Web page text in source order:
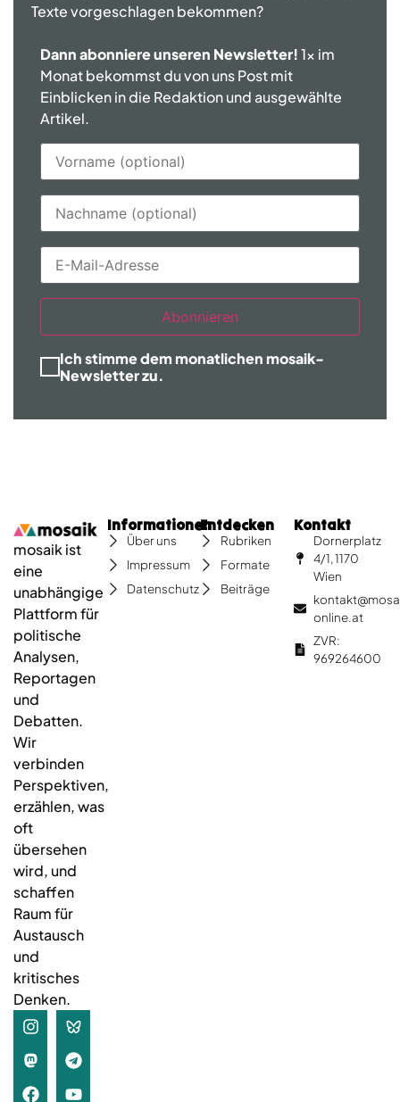
Texte vorgeschlagen bekommen?
Dann abonniere unseren Newsletter!1x im
Monat bekommst du von uns Post mit
Einblicken in die Redaktion und ausgewählte
Artikel.
Abonnieren
Ich stimme dem monatlichen mosaik-
Newsletter zu.
mosaik ist
eine
unabhängige
Plattform für
politische
Analysen,
Reportagen
und
Debatten.
Wir
verbinden
Perspektiven,
erzählen, was
oft
übersehen
wird, und
schaffen
Raum für
Austausch
und
kritisches
Denken.
Informationen
Über uns
Impressum
Datenschutz
Entdecken
Rubriken
Formate
Beiträge
Kontakt
Dornerplatz
4/1, 1170
Wien
online.at
ZVR:
969264600